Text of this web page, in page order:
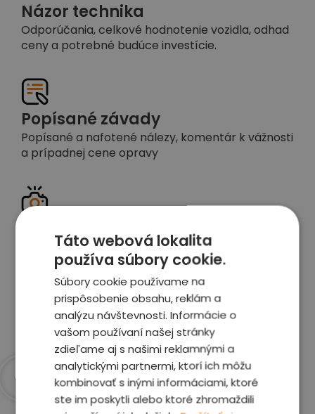
Názor technika
Odporúčania, celkové hodnotenie vozidla, odhad
ceny a potrebné budúce investície.
Popísané závady
Popísané a nafotené nálezy, komentár k vážnosti
a prípadnej cene opravy
Celé auto z exteriéru aj interiéru nafotíme
vrátane závad a poškodení
Zobraziť report
Táto webová lokalita
používa súbory cookie.
Súbory cookie používame na
prispôsobenie obsahu, reklám a
analýzu návštevnosti. Informácie o
vašom používaní našej stránky
zdieľame aj s našimi reklamnými a
analytickými partnermi, ktorí ich môžu
kombinovať s inými informáciami, ktoré
ste im poskytli alebo ktoré zhromaždili